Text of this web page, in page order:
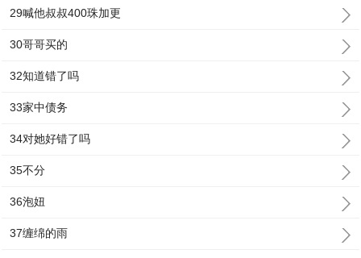
29喊他叔叔400珠加更
30哥哥买的
32知道错了吗
33家中债务
34对她好错了吗
35不分
36泡妞
37缠绵的雨